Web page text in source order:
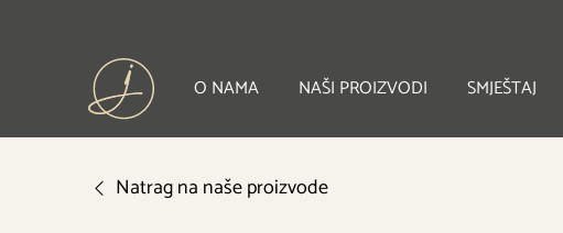
O NAMA NAŠI PROIZVODI SMJEŠTAJ
Natrag na naše proizvode